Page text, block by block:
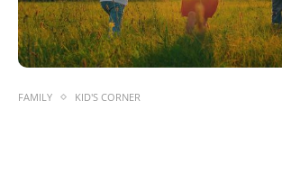
FAMILY KID'S CORNER